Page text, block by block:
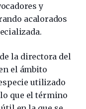
y
acalorados
la directora del
el ámbito
utilizado
que el término